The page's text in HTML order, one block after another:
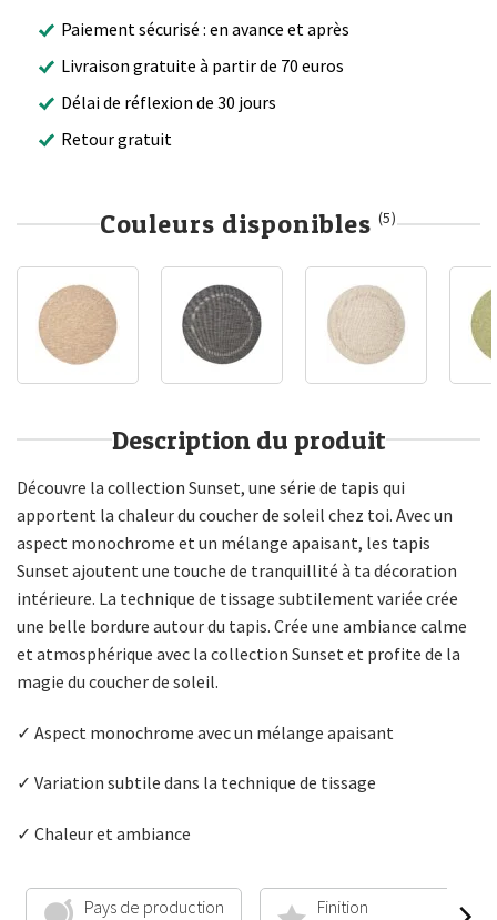
Paiement sécurisé : en avance et après
Livraison gratuite à partir de 70 euros
Délai de réflexion de 30 jours
Retour gratuit
Couleurs disponibles (5)
Description du produit
Découvre la collection Sunset, une série de tapis qui
apportent la chaleur du coucher de soleil chez toi. Avec un
aspect monochrome et un mélange apaisant, les tapis
Sunset ajoutent une touche de tranquillité à ta décoration
intérieure. La technique de tissage subtilement variée crée
une belle bordure autour du tapis. Crée une ambiance calme
et atmosphérique avec la collection Sunset et profite de la
magie du coucher de soleil.
✓ Aspect monochrome avec un mélange apaisant
✓ Variation subtile dans la technique de tissage
✓ Chaleur et ambiance
Pays de production
Finition